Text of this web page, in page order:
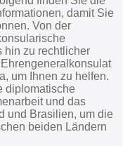
damit Sie
Von der
hin zu rechtlicher
um Ihnen zu helfen.
diplomatische
und das
und Brasilien, um die
beiden Ländern